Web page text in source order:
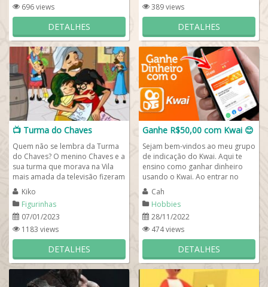
696 views
DETALHES
389 views
DETALHES
📺 Turma do Chaves
Quem não se lembra da Turma
do Chaves? O menino Chaves e a
sua turma que morava na Vila
mais amada da televisão fizeram
parte da infância de muita gente,
com...
Kiko
Figurinhas
07/01/2023
1183 views
DETALHES
Ganhe R$50,00 com Kwai 😊
Sejam bem-vindos ao meu grupo
de indicação do Kwai. Aqui te
ensino como ganhar dinheiro
usando o Kwai. Ao entrar no
grupo, por favor faça o que está
escrito...
Cah
Hobbies
28/11/2022
474 views
DETALHES